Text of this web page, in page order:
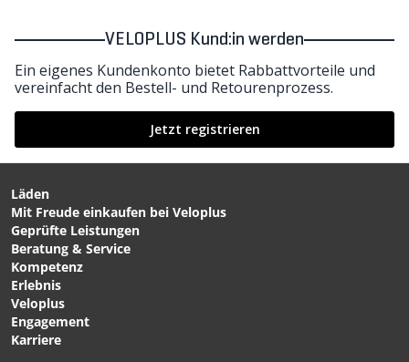
VELOPLUS Kund:in werden
Ein eigenes Kundenkonto bietet Rabbattvorteile und
vereinfacht den Bestell- und Retourenprozess.
Jetzt registrieren
Läden
Mit Freude einkaufen bei Veloplus
Geprüfte Leistungen
Beratung & Service
Kompetenz
Erlebnis
Veloplus
Engagement
Karriere